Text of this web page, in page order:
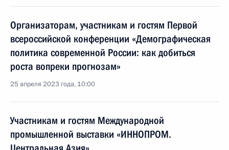
Организаторам, участникам и гостям Первой
всероссийской конференции «Демографическая
политика современной России: как добиться
роста вопреки прогнозам»
25 апреля 2023 года, 10:00
Участникам и гостям Международной
промышленной выставки «ИННОПРОМ.